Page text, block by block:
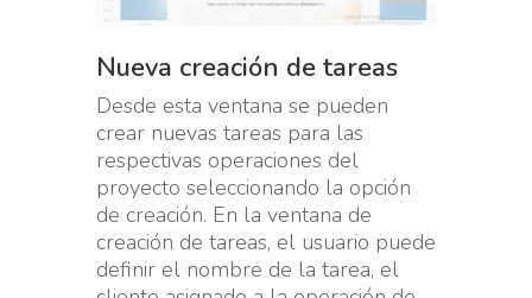
Nueva creación de tareas
Desde esta ventana se pueden
crear nuevas tareas para las
respectivas operaciones del
proyecto seleccionando la opción
de creación. En la ventana de
creación de tareas, el usuario puede
definir el nombre de la tarea, el